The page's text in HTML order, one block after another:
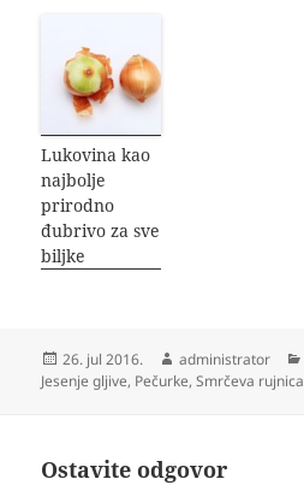
Lukovina kao
najbolje
prirodno
đubrivo za sve
biljke
Objavljeno
26. jul 2016. Autor
administrator
Jesenje gljive, Pečurke,Smrčeva rujnica
Ostavite odgovor